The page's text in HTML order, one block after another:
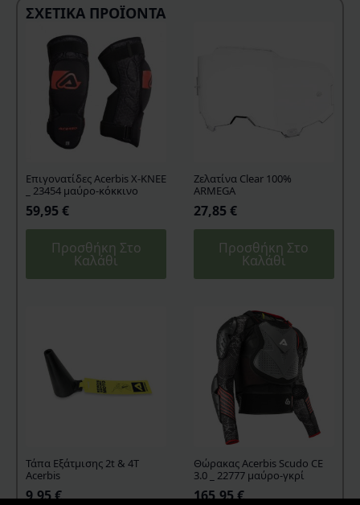
ΣΧΕΤΙΚΆ ΠΡΟΪΌΝΤΑ
Επιγονατίδες Acerbis X-KNEE
_ 23454 μαύρο-κόκκινο
59,95 €
Προσθήκη Στο
Καλάθι
Ζελατίνα Clear 100%
ARMEGA
27,85 €
Προσθήκη Στο
Καλάθι
Τάπα Εξάτμισης 2t & 4T
Acerbis
9,95€
Θώρακας Acerbis Scudo CE
3.0 _ 22777 μαύρο-γκρί
165,95€